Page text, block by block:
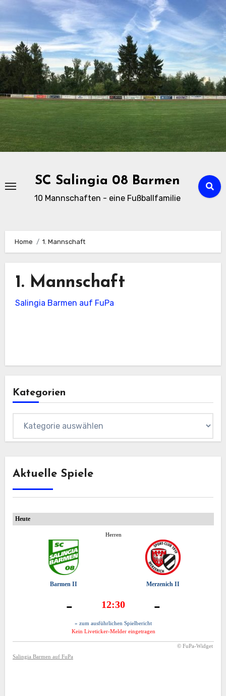
Zu
Inhalten
springen
SC Salingia 08 Barmen
10 Mannschaften - eine Fußballfamilie
Home 1. Mannschaft
1. Mannschaft
Salingia Barmen auf FuPa
Kategorien
Aktuelle Spiele